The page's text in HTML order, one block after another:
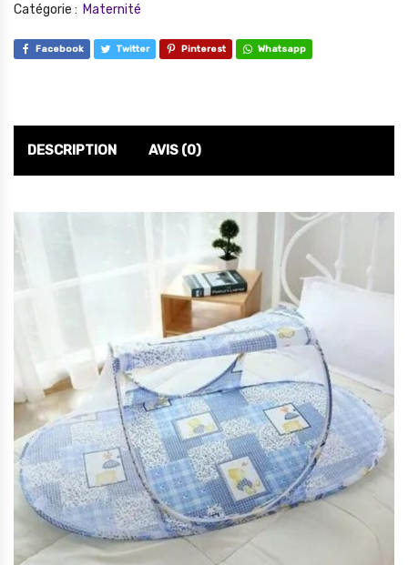
Catégorie : Maternité
Facebook Twitter Pinterest Whatsapp
DESCRIPTION AVIS (0)